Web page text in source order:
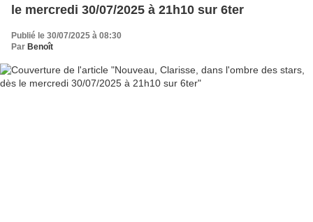
le mercredi 30/07/2025 à 21h10 sur 6ter
Publié le 30/07/2025 à 08:30
Par Benoît